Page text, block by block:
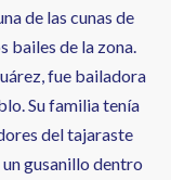
de las cunas de
bailes de la zona.
fue bailadora
Su familia tenía
del tajaraste
gusanillo dentro